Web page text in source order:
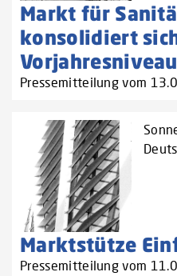
Markt für
konsolidiert
Vorjahresniveau
Pressemitteilung vom
Marktstütze
Pressemitteilung vom